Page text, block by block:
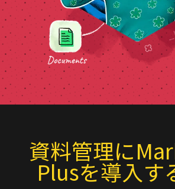
資料管理に
Plusを導入す